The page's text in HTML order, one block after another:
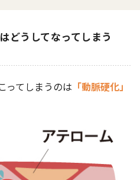
どうしてなってしまう
ってしまうのは 「動脈硬化」